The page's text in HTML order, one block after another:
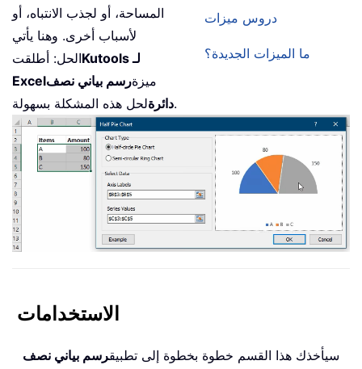
دروس ميزات
ما الميزات الجديدة؟
المساحة، أو لجذب الانتباه، أو
لأسباب أخرى. وهنا يأتي
الحل: أطلقتKutools لـ
Excel
ميزةرسم بياني نصف
دائرةلحل هذه المشكلة بسهولة.
الاستخدامات
سيأخذك هذا القسم خطوة بخطوة إلى تطبيقرسم بياني نصف